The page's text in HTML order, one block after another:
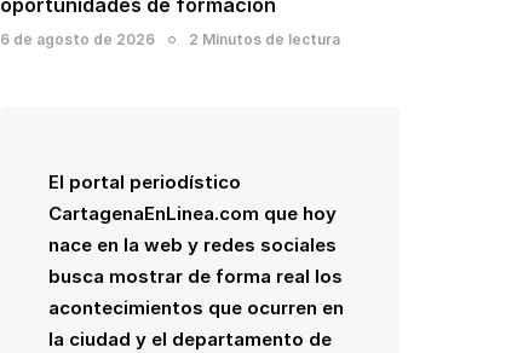
oportunidades de formación
6 de agosto de 2026 2 Minutos de lectura
El portal periodístico
CartagenaEnLinea.com que hoy
nace en la web y redes sociales
busca mostrar de forma real los
acontecimientos que ocurren en
la ciudad y el departamento de